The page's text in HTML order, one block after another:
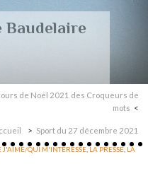
Baudelaire
de Noël 2021 des Croqueurs de
mots
Sport du 27 décembre 2021
J'AIME/QUI M'INTERESSE,LA PRESSE, LA